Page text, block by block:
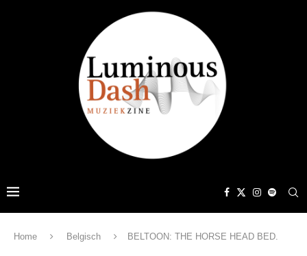
Home Belgisch BELTOON: THE HORSE HEAD BED.